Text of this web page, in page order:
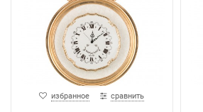
избранное сравнить